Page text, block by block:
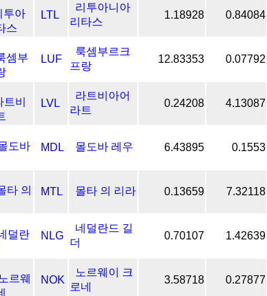
LTL
리투아니아
리타스
1.18928 0.84084
LUF
룩셈부르크
프랑
12.83353 0.07792
LVL
라트비아어
라트
0.24208 4.13087
MDL 몰도바 레우 6.43895 0.1553
MTL 몰타 의 리라 0.13659 7.32118
NLG
네덜란드 길
더
0.70107 1.42639
NOK
노르웨이 크
로네
3.58718 0.27877